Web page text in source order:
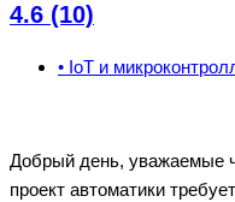
4.6 (10)
• IoT и
Добрый день, уважаемые
проект автоматики